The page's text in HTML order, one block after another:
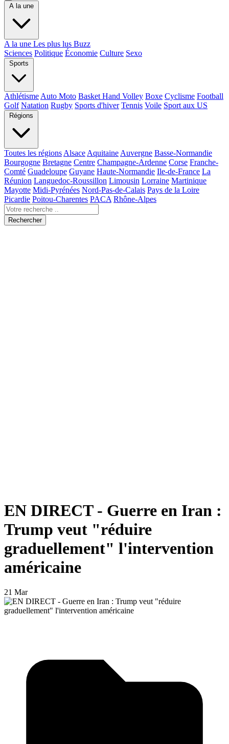
A la une
A la une Les plus lus Buzz
Sciences Politique Économie Culture Sexo
Sports
Athlétisme Auto Moto Basket Hand Volley Boxe Cyclisme Football
Golf Natation Rugby Sports d'hiver Tennis Voile Sport aux US
Régions
Toutes les régions Alsace Aquitaine Auvergne Basse-Normandie
Bourgogne Bretagne Centre Champagne-Ardenne Corse Franche-
Comté Guadeloupe Guyane Haute-Normandie Ile-de-France La
Réunion Languedoc-Roussillon Limousin Lorraine Martinique
Mayotte Midi-Pyrénées Nord-Pas-de-Calais Pays de la Loire
Picardie Poitou-Charentes PACA Rhône-Alpes
Rechercher
EN DIRECT - Guerre en Iran :
Trump veut "réduire
graduellement" l'intervention
américaine
21 Mar